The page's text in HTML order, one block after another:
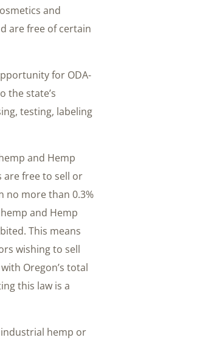
and
are free of certain
for ODA-
the state’s
testing, labeling
and Hemp
are free to sell or
no more than 0.3%
and Hemp
This means
wishing to sell
Oregon’s total
this law is a
hemp or